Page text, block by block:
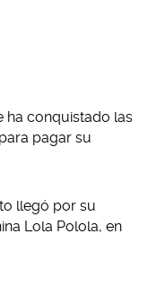
ha conquistado las
pagar su
llegó por su
Lola Polola, en